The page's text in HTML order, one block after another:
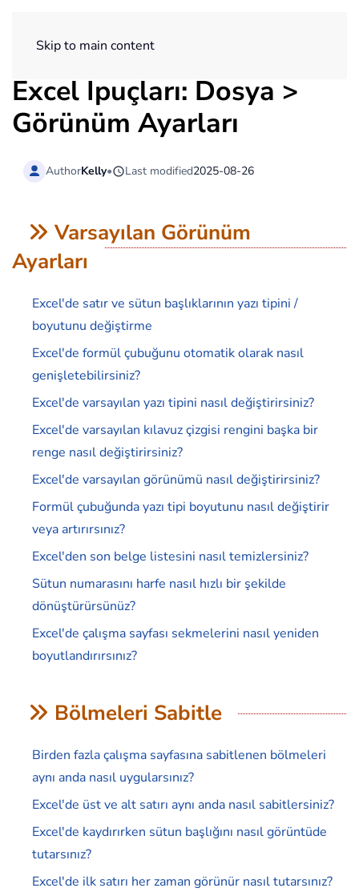
Skip to main content
Excel İpuçları: Dosya >
Görünüm Ayarları
AuthorKelly• Last modified2025-08-26
Varsayılan Görünüm
Ayarları
Excel'de satır ve sütun başlıklarının yazı tipini /
boyutunu değiştirme
Excel'de formül çubuğunu otomatik olarak nasıl
genişletebilirsiniz?
Excel'de varsayılan yazı tipini nasıl değiştirirsiniz?
Excel'de varsayılan kılavuz çizgisi rengini başka bir
renge nasıl değiştirirsiniz?
Excel'de varsayılan görünümü nasıl değiştirirsiniz?
Formül çubuğunda yazı tipi boyutunu nasıl değiştirir
veya artırırsınız?
Excel'den son belge listesini nasıl temizlersiniz?
Sütun numarasını harfe nasıl hızlı bir şekilde
dönüştürürsünüz?
Excel'de çalışma sayfası sekmelerini nasıl yeniden
boyutlandırırsınız?
Bölmeleri Sabitle
Birden fazla çalışma sayfasına sabitlenen bölmeleri
aynı anda nasıl uygularsınız?
Excel'de üst ve alt satırı aynı anda nasıl sabitlersiniz?
Excel'de kaydırırken sütun başlığını nasıl görüntüde
tutarsınız?
Excel'de ilk satırı her zaman görünür nasıl tutarsınız?